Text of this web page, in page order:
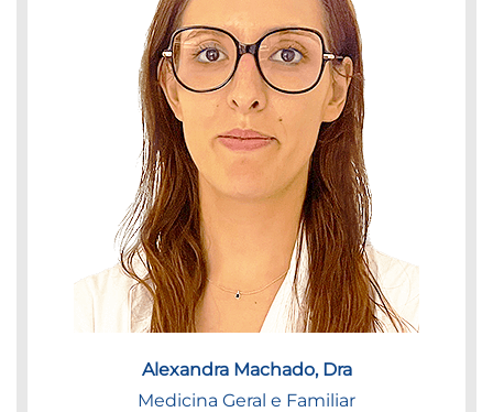
Alexandra Machado, Dra
Medicina Geral e Familiar